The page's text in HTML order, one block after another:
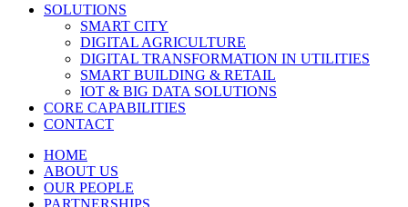
SOLUTIONS
SMART CITY
DIGITAL AGRICULTURE
DIGITAL TRANSFORMATION IN UTILITIES
SMART BUILDING & RETAIL
IOT & BIG DATA SOLUTIONS
CORE CAPABILITIES
CONTACT
HOME
ABOUT US
OUR PEOPLE
PARTNERSHIPS